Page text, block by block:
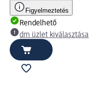
Figyelmeztetés
Rendelhető
dm üzlet kiválasztása